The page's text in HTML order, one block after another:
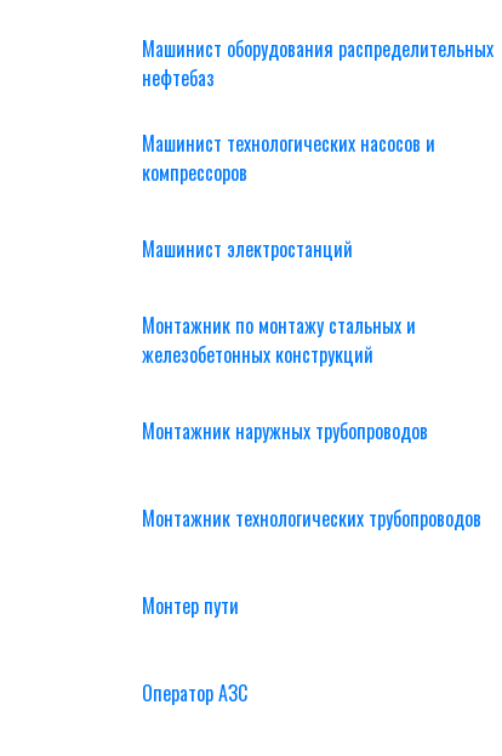
Машинист оборудования распределительных
нефтебаз
Машинист технологических насосов и
компрессоров
Машинист электростанций
Монтажник по монтажу стальных и
железобетонных конструкций
Монтажник наружных трубопроводов
Монтажник технологических трубопроводов
Монтер пути
Оператор АЗС